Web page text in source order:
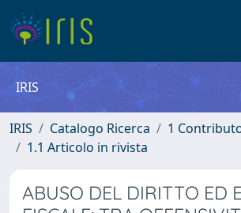
IRIS
IRIS Catalogo Ricerca
1
1.1 Articolo in rivista
ABUSO DEL DIRITTO ED